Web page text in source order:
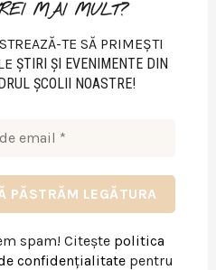
MAI MULT?
TE SĂ PRIMEȘTI
ŞTIRI ŞI EVENIMENTE DIN
ŞCOLII NOASTRE!
spam! Citește politica
confidențialitatepentru